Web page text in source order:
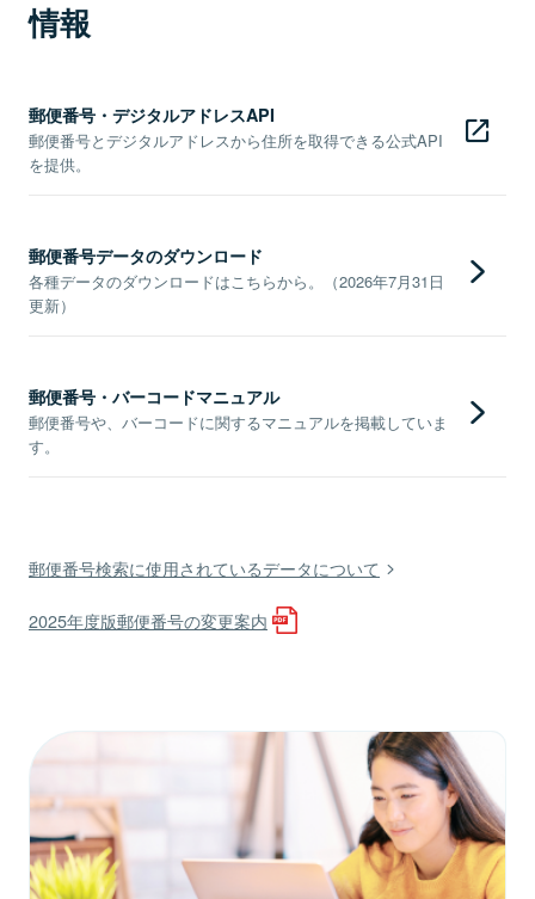
情報
郵便番号・デジタルアドレスAPI
郵便番号とデジタルアドレスから住所を取得できる公式API
を提供。
郵便番号データのダウンロード
各種データのダウンロードはこちらから。（2026年7月31日
更新）
郵便番号・バーコードマニュアル
郵便番号や、バーコードに関するマニュアルを掲載していま
す。
郵便番号検索に使用されているデータについて
2025年度版郵便番号の変更案内